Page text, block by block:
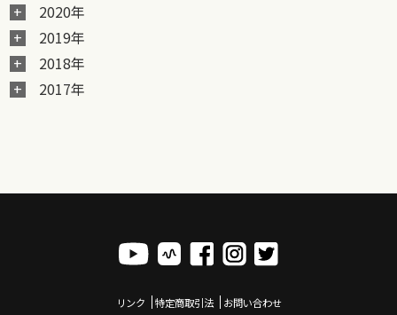
2020年
2019年
2018年
2017年
リンク 特定商取引法 お問い合わせ